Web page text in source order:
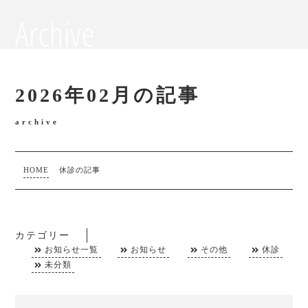
2026年02月の記事
archive
HOME 休診の記事
カテゴリー
お知らせ一覧 お知らせ その他
休診
未分類